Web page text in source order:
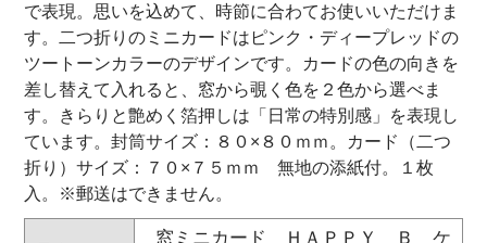
で表現。思いを込めて、時節に合わてお使いいただけま
す。二つ折りのミニカードはピンク・ディープレッドの
ツートーンカラーのデザインです。カードの色の向きを
差し替えて入れると、窓から覗く色を２色から選べま
す。きらりと艶めく箔押しは「日常の特別感」を表現し
ています。封筒サイズ：８０×８０ｍｍ。カード（二つ
折り）サイズ：７０×７５ｍｍ 無地の添紙付。１枚
入。※郵送はできません。
窓ミニカード ＨＡＰＰＹ Ｂ ケ